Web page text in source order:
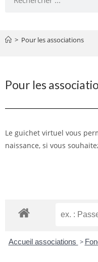
> Pour les associations
Pour les
Le guichet virtuel vous
naissance, si vous
Accueil associations >